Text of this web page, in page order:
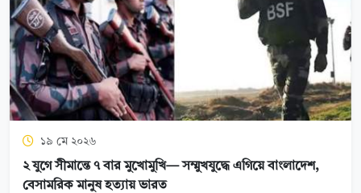
১৯ মে ২০২৬
২ যুগে সীমান্তে ৭ বার মুখোমুখি— সম্মুখযুদ্ধে এগিয়ে বাংলাদেশ,
বেসামরিক মানুষ হত্যায় ভারত